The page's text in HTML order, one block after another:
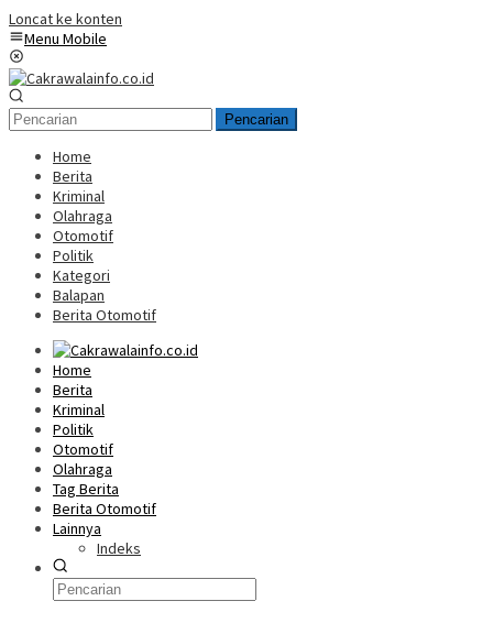
Loncat ke konten
Menu Mobile
Pencarian
Home
Berita
Kriminal
Olahraga
Otomotif
Politik
Kategori
Balapan
Berita Otomotif
Home
Berita
Kriminal
Politik
Otomotif
Olahraga
Tag Berita
Berita Otomotif
Lainnya
Indeks